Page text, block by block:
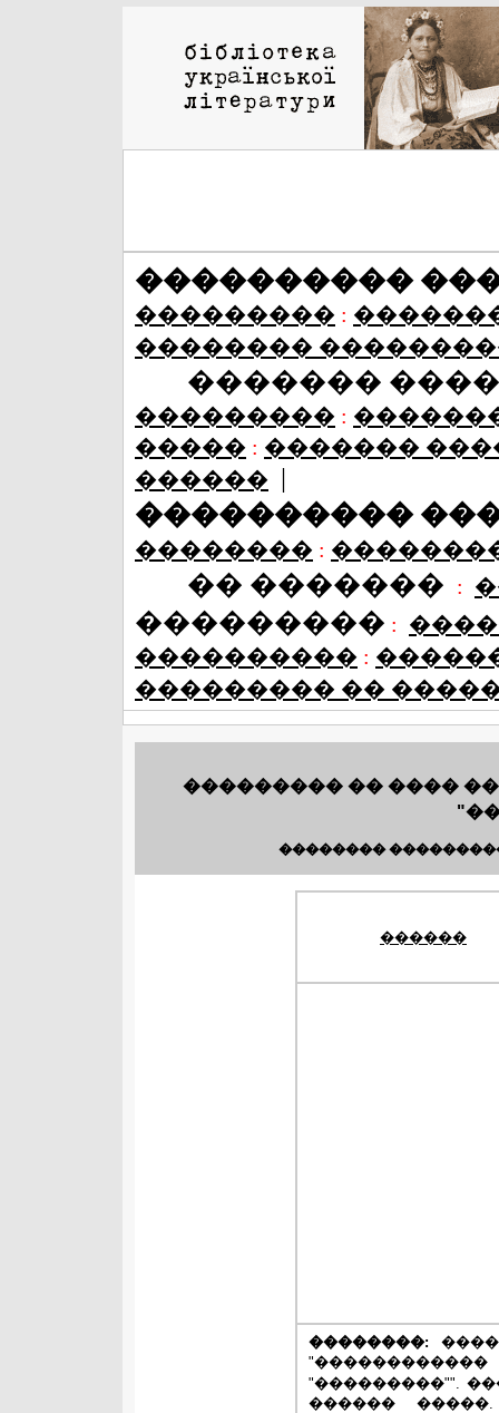
����������
��������� :
��������
�������
��������� :
����� : �������
������ |
����������
�������� :
�� ������� :
��������� :
���������� :
��������� ��
��������� �� ����
��������
������
��������:
"���������"".
������